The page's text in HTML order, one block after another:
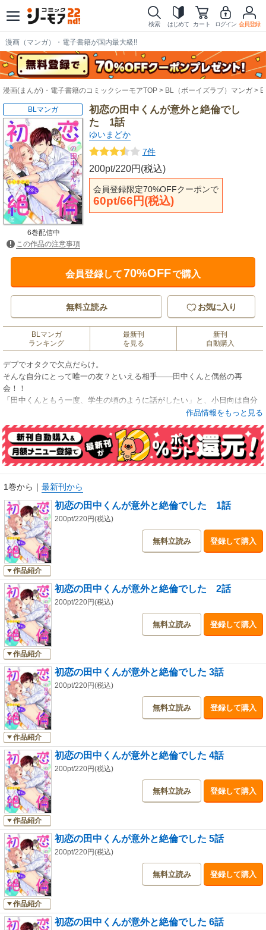
検索 はじめて カート ログイン 会員登録
漫画（マンガ）・電子書籍が国内最大級!!
漫画(まんが)・電子書籍のコミックシーモアTOP BL（ボーイズラブ）マンガ
初恋の田中くんが意外と絶倫でし
た 1話
ゆいまどか
7件
200pt/220円(税込)
会員登録限定70%OFFクーポンで
60pt/66円(税込)
BLマンガ
6巻配信中
この作品の注意事項
会員登録して70%OFFで購入
無料立読み お気に入り
BLマンガ
ランキング
最新刊
を見る
新刊
自動購入
デブでオタクで欠点だらけ。
そんな自分にとって唯一の友？といえる相手――田中くんと偶然の再
会！！
「田中くんともう一度、学生の頃のように話がしたい」と、小日向は自分
いよいよ田中くんの働くお店に向かい……。
個性的で素直でかわいい受けと、その受けを溺愛する天然イケメン君（実
は絶倫）、かわいい二人が堪能できる！！
アフォガードコミックス初登場！ゆいまどか先生が描く、イケメン男子×ブ
サメンオタクのエッチでハチャメチャ・ドキドキラブストーリー！『初恋
の田中くんが意外と絶倫でした』第1話。
作品情報をもっと見る
1巻から ｜ 最新刊から
作品紹介
初恋の田中くんが意外と絶倫でした 1話
200pt/220円(税込)
無料立読み 登録して購入
作品紹介
初恋の田中くんが意外と絶倫でした 2話
200pt/220円(税込)
無料立読み 登録して購入
作品紹介
初恋の田中くんが意外と絶倫でした 3話
200pt/220円(税込)
無料立読み 登録して購入
作品紹介
初恋の田中くんが意外と絶倫でした 4話
200pt/220円(税込)
無料立読み 登録して購入
作品紹介
初恋の田中くんが意外と絶倫でした 5話
200pt/220円(税込)
無料立読み 登録して購入
初恋の田中くんが意外と絶倫でした 6話